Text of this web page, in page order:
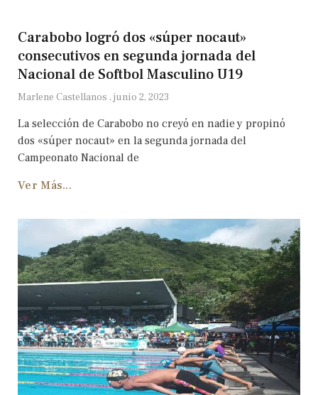
Carabobo logró dos «súper nocaut»
consecutivos en segunda jornada del
Nacional de Softbol Masculino U19
Marlene Castellanos junio 2, 2023
La selección de Carabobo no creyó en nadie y propinó
dos «súper nocaut» en la segunda jornada del
Campeonato Nacional de
Ver Más...